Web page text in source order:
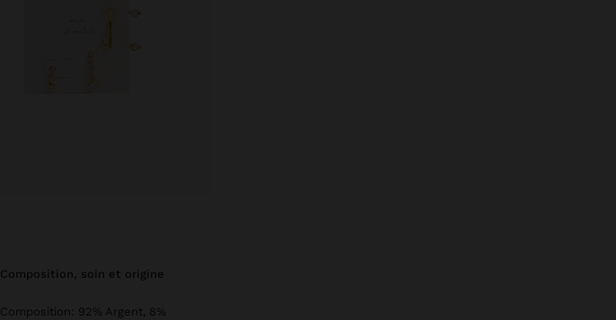
composition, soin et origine
Composition: 92% Argent, 8%